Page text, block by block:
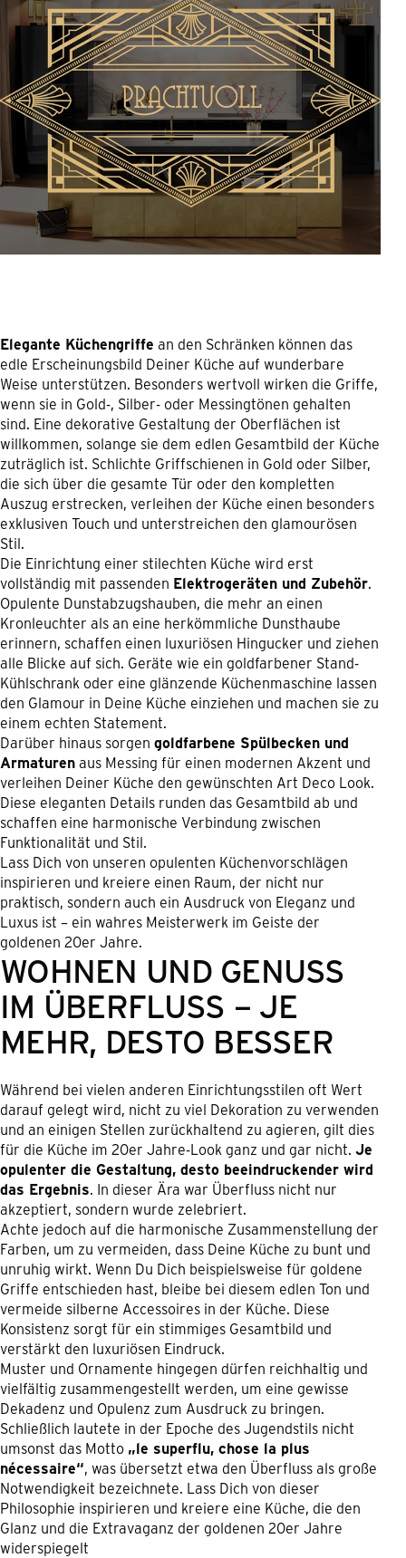
Elegante Küchengriffe an den Schränken können das
edle Erscheinungsbild Deiner Küche auf wunderbare
Weise unterstützen. Besonders wertvoll wirken die Griffe,
wenn sie in Gold-, Silber- oder Messingtönen gehalten
sind. Eine dekorative Gestaltung der Oberflächen ist
willkommen, solange sie dem edlen Gesamtbild der Küche
zuträglich ist. Schlichte Griffschienen in Gold oder Silber,
die sich über die gesamte Tür oder den kompletten
Auszug erstrecken, verleihen der Küche einen besonders
exklusiven Touch und unterstreichen den glamourösen
Stil.
Die Einrichtung einer stilechten Küche wird erst
vollständig mit passenden Elektrogeräten und Zubehör.
Opulente Dunstabzugshauben, die mehr an einen
Kronleuchter als an eine herkömmliche Dunsthaube
erinnern, schaffen einen luxuriösen Hingucker und ziehen
alle Blicke auf sich. Geräte wie ein goldfarbener Stand-
Kühlschrank oder eine glänzende Küchenmaschine lassen
den Glamour in Deine Küche einziehen und machen sie zu
einem echten Statement.
Darüber hinaus sorgen goldfarbene Spülbecken und
Armaturenaus Messing für einen modernen Akzent und
verleihen Deiner Küche den gewünschten Art Deco Look.
Diese eleganten Details runden das Gesamtbild ab und
schaffen eine harmonische Verbindung zwischen
Funktionalität und Stil.
Lass Dich von unseren opulenten Küchenvorschlägen
inspirieren und kreiere einen Raum, der nicht nur
praktisch, sondern auch ein Ausdruck von Eleganz und
Luxus ist – ein wahres Meisterwerk im Geiste der
goldenen 20er Jahre.
WOHNEN UND GENUSS I
M ÜBERFLUSS – JE M
EHR, DESTO BESSER
Während bei vielen anderen Einrichtungsstilen oft Wert
darauf gelegt wird, nicht zu viel Dekoration zu verwenden
und an einigen Stellen zurückhaltend zu agieren, gilt dies
für die Küche im 20er Jahre-Look ganz und gar nicht. Je
opulenter die Gestaltung, desto beeindruckender wird
das Ergebnis. In dieser Ära war Überfluss nicht nur
akzeptiert, sondern wurde zelebriert.
Achte jedoch auf die harmonische Zusammenstellung der
Farben, um zu vermeiden, dass Deine Küche zu bunt und
unruhig wirkt. Wenn Du Dich beispielsweise für goldene
Griffe entschieden hast, bleibe bei diesem edlen Ton und
vermeide silberne Accessoires in der Küche. Diese
Konsistenz sorgt für ein stimmiges Gesamtbild und
verstärkt den luxuriösen Eindruck.
Muster und Ornamente hingegen dürfen reichhaltig und
vielfältig zusammengestellt werden, um eine gewisse
Dekadenz und Opulenz zum Ausdruck zu bringen.
Schließlich lautete in der Epoche des Jugendstils nicht
umsonst das Motto „le superflu, chose la plus
nécessaire“, was übersetzt etwa den Überfluss als große
Notwendigkeit bezeichnete. Lass Dich von dieser
Philosophie inspirieren und kreiere eine Küche, die den
Glanz und die Extravaganz der goldenen 20er Jahre
widerspiegelt